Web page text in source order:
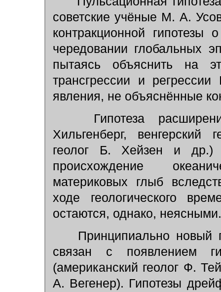
советские учёные М. А.
контракционной
чередовании глобальных
пытаясь объяснить на
трансгрессии и
явления, не объяснённые
Гипотеза
Хильгенберг,
геолог Б. Хейзен и др.)
происхождение
материковых глыб
ходе геологического
остаются, однако, неясными.
Принципиально новый
связан с появлением
(американский геолог Ф.
А. Вегенер). Гипотезы